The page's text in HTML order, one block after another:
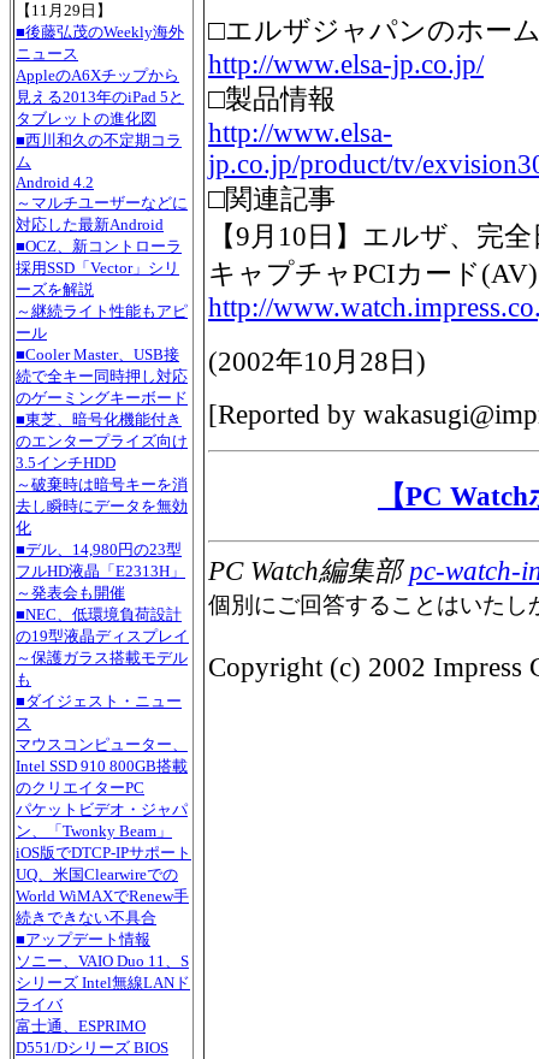
【11月29日】
■後藤弘茂のWeekly海外
ニュース
AppleのA6Xチップから
見える2013年のiPad 5と
タブレットの進化図
■西川和久の不定期コラ
ム
Android 4.2
～マルチユーザーなどに
対応した最新Android
■OCZ、新コントローラ
採用SSD「Vector」シリ
ーズを解説
～継続ライト性能もアピ
ール
■Cooler Master、USB接
続で全キー同時押し対応
のゲーミングキーボード
■東芝、暗号化機能付き
のエンタープライズ向け
3.5インチHDD
～破棄時は暗号キーを消
去し瞬時にデータを無効
化
■デル、14,980円の23型
フルHD液晶「E2313H」
～発表会も開催
■NEC、低環境負荷設計
の19型液晶ディスプレイ
～保護ガラス搭載モデル
も
■ダイジェスト・ニュー
ス
マウスコンピューター、
Intel SSD 910 800GB搭載
のクリエイターPC
パケットビデオ・ジャパ
ン、「Twonky Beam」
iOS版でDTCP-IPサポート
UQ、米国Clearwireでの
World WiMAXでRenew手
続きできない不具合
■アップデート情報
ソニー、VAIO Duo 11、S
シリーズ Intel無線LANド
ライバ
富士通、ESPRIMO
D551/Dシリーズ BIOS
□エルザジャパンのホー
http://www.elsa-jp.co.jp/
□製品情報
http://www.elsa-
jp.co.jp/product/tv/
□関連記事
【9月10日】エルザ、完
キャプチャPCIカード(AV)
http://
(2002年10月28日 )
[Reported by
【PC
PC Watch編集部pc-watch-
個別にご回答することはいたし
Copyright (c) 2002 Impress